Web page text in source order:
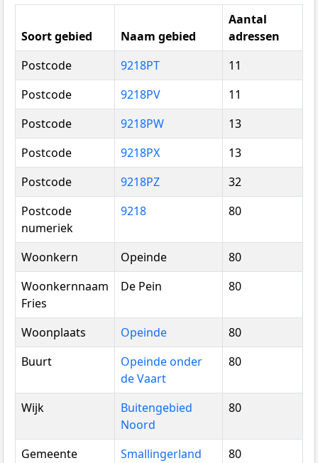
Soort gebied Naam gebied
Aantal
adressen
Postcode
9218PT
11
Postcode
9218PV
11
Postcode
9218PW
13
Postcode
9218PX
13
Postcode
9218PZ
32
Postcode
numeriek
9218 80
Woonkern Opeinde
80
Woonkernnaam
Fries
De Pein 80
Woonplaats Opeinde
80
Buurt
Opeinde onder
de Vaart
80
Wijk
Buitengebied
Noord
80
Gemeente Smallingerland
80